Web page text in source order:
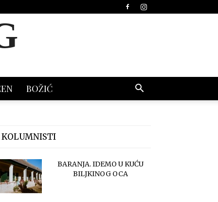
BOŽIĆ
KOLUMNISTI
BARANJA. IDEMO U KUĆU
BILJKINOG OCA